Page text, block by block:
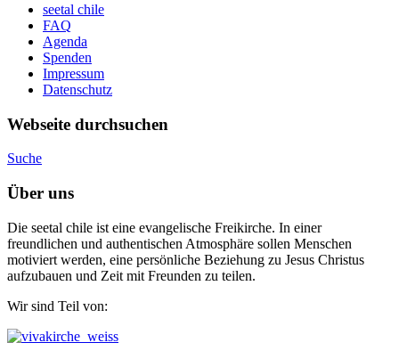
seetal chile
FAQ
Agenda
Spenden
Impressum
Datenschutz
Webseite durchsuchen
Suche
Über uns
Die seetal chile ist eine evangelische Freikirche. In einer
freundlichen und authentischen Atmosphäre sollen Menschen
motiviert werden, eine persönliche Beziehung zu Jesus Christus
aufzubauen und Zeit mit Freunden zu teilen.
Wir sind Teil von: